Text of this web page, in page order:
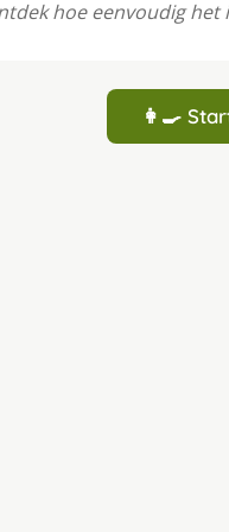
hoe eenvoudig het
👩‍🍳